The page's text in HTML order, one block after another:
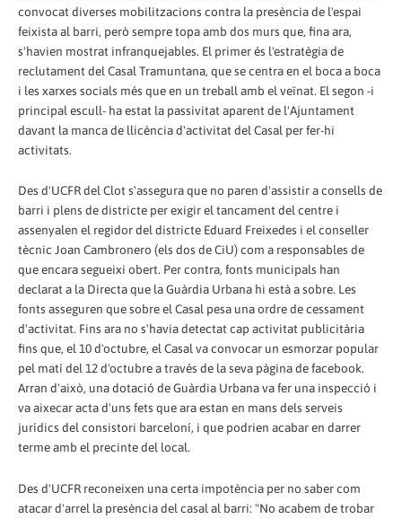
convocat diverses mobilitzacions contra la presència de l'espai
feixista al barri, però sempre topa amb dos murs que, fina ara,
s'havien mostrat infranquejables. El primer és l'estratègia de
reclutament del Casal Tramuntana, que se centra en el boca a boca
i les xarxes socials més que en un treball amb el veïnat. El segon -i
principal escull- ha estat la passivitat aparent de l'Ajuntament
davant la manca de llicència d'activitat del Casal per fer-hi
activitats.
Des d'UCFR del Clot s'assegura que no paren d'assistir a consells de
barri i plens de districte per exigir el tancament del centre i
assenyalen el regidor del districte Eduard Freixedes i el conseller
tècnic Joan Cambronero (els dos de CiU) com a responsables de
que encara segueixi obert. Per contra, fonts municipals han
declarat a la Directa que la Guàrdia Urbana hi està a sobre. Les
fonts asseguren que sobre el Casal pesa una ordre de cessament
d'activitat. Fins ara no s'havia detectat cap activitat publicitària
fins que, el 10 d'octubre, el Casal va convocar un esmorzar popular
pel matí del 12 d'octubre a través de la seva pàgina de facebook.
Arran d'això, una dotació de Guàrdia Urbana va fer una inspecció i
va aixecar acta d'uns fets que ara estan en mans dels serveis
jurídics del consistori barceloní, i que podrien acabar en darrer
terme amb el precinte del local.
Des d'UCFR reconeixen una certa impotència per no saber com
atacar d'arrel la presència del casal al barri: "No acabem de trobar